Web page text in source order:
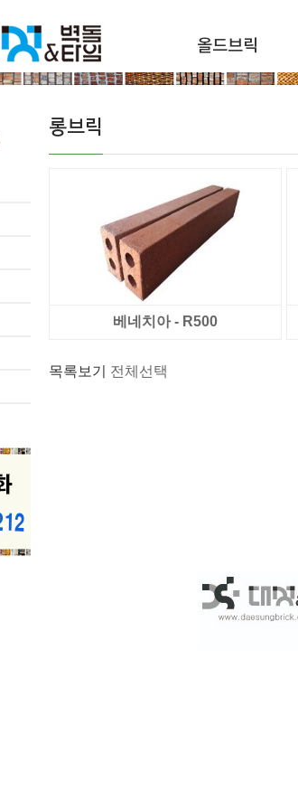
올드브릭
롱브릭
베네치아 - R500
목록보기 전체선택